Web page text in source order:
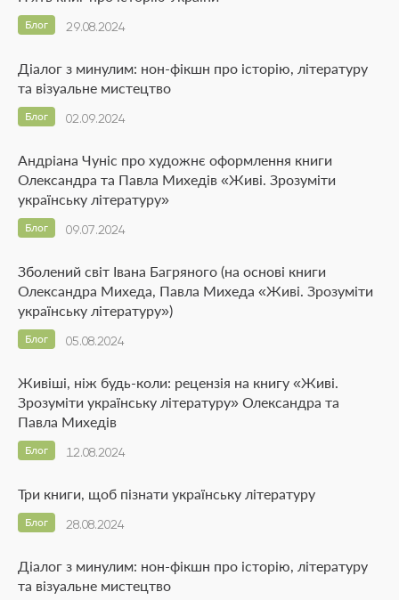
29.08.2024
Блог
Діалог з минулим: нон-фікшн про історію, літературу
та візуальне мистецтво
02.09.2024
Блог
Андріана Чуніс про художнє оформлення книги
Олександра та Павла Михедів «Живі. Зрозуміти
українську літературу»
09.07.2024
Блог
Зболений світ Івана Багряного (на основі книги
Олександра Михеда, Павла Михеда «Живі. Зрозуміти
українську літературу»)
05.08.2024
Блог
Живіші, ніж будь-коли: рецензія на книгу «Живі.
Зрозуміти українську літературу» Олександра та
Павла Михедів
12.08.2024
Блог
Три книги, щоб пізнати українську літературу
28.08.2024
Блог
Діалог з минулим: нон-фікшн про історію, літературу
та візуальне мистецтво